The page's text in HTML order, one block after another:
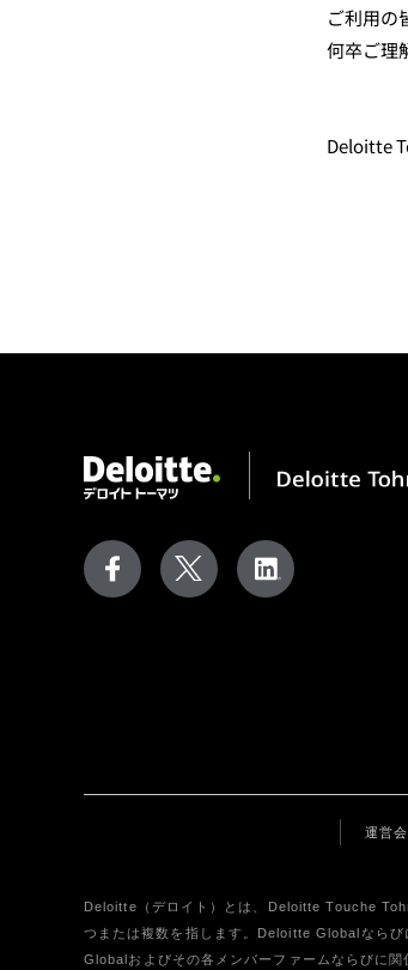
ご利用の
何卒ご理
Deloitte
運営
Deloitte（デロイト）とは、Deloitte Touche
つまたは複数を指します。Deloitte Globalなら
Globalおよびその各メンバーファームならびに